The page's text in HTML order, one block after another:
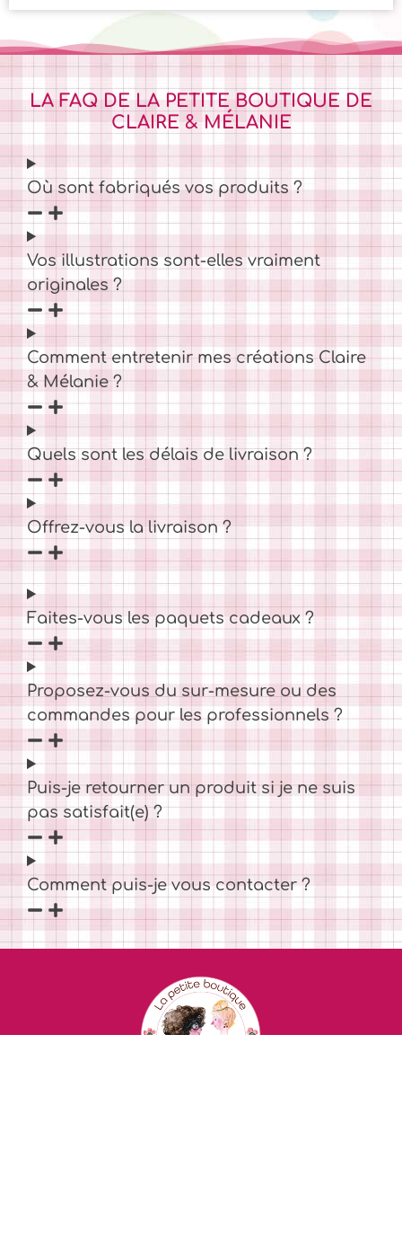
LA FAQ DE LA PETITE BOUTIQUE DE
CLAIRE & MÉLANIE
Où sont fabriqués vos produits ?
Vos illustrations sont-elles vraiment
originales ?
Comment entretenir mes créations Claire
& Mélanie ?
Quels sont les délais de livraison ?
Offrez-vous la livraison ?
Faites-vous les paquets cadeaux ?
Proposez-vous du sur-mesure ou des
commandes pour les professionnels ?
Puis-je retourner un produit si je ne suis
pas satisfait(e) ?
Comment puis-je vous contacter ?